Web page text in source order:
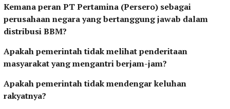
Kemana peran PT Pertamina (Persero) sebagai
perusahaan negara yang bertanggung jawab dalam
distribusi BBM?
Apakah pemerintah tidak melihat penderitaan
masyarakat yang mengantri berjam-jam?
Apakah pemerintah tidak mendengar keluhan
rakyatnya?